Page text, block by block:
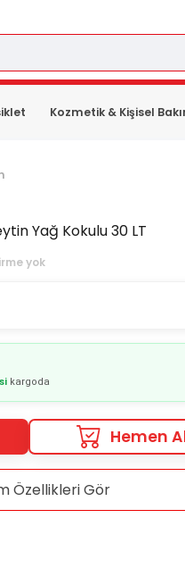
Kozmetik & Kişisel
Yağ Kokulu 30 LT
yok
kargoda
Hemen
Özellikleri Gör